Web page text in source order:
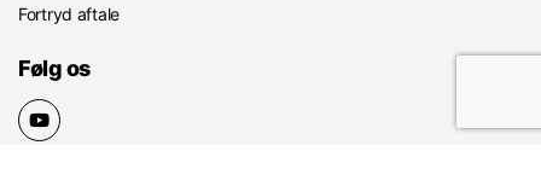
Fortryd aftale
Følg os